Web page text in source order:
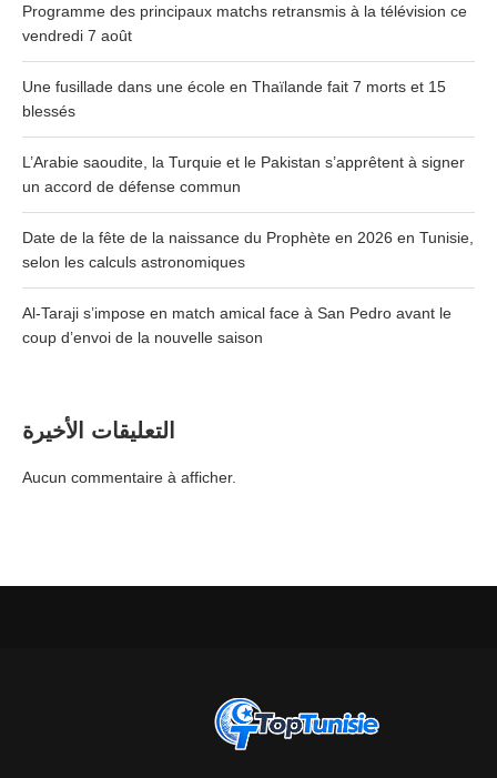
Programme des principaux matchs retransmis à la télévision ce
vendredi 7 août
Une fusillade dans une école en Thaïlande fait 7 morts et 15
blessés
L’Arabie saoudite, la Turquie et le Pakistan s’apprêtent à signer
un accord de défense commun
Date de la fête de la naissance du Prophète en 2026 en Tunisie,
selon les calculs astronomiques
Al-Taraji s’impose en match amical face à San Pedro avant le
coup d’envoi de la nouvelle saison
التعليقات الأخيرة
Aucun commentaire à afficher.